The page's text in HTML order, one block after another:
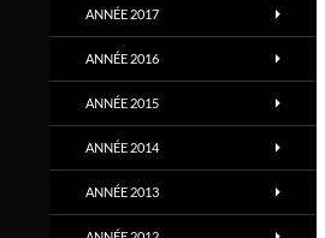
ANNÉE 2017
ANNÉE 2016
ANNÉE 2015
ANNÉE 2014
ANNÉE 2013